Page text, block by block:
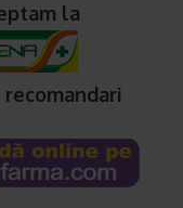
la